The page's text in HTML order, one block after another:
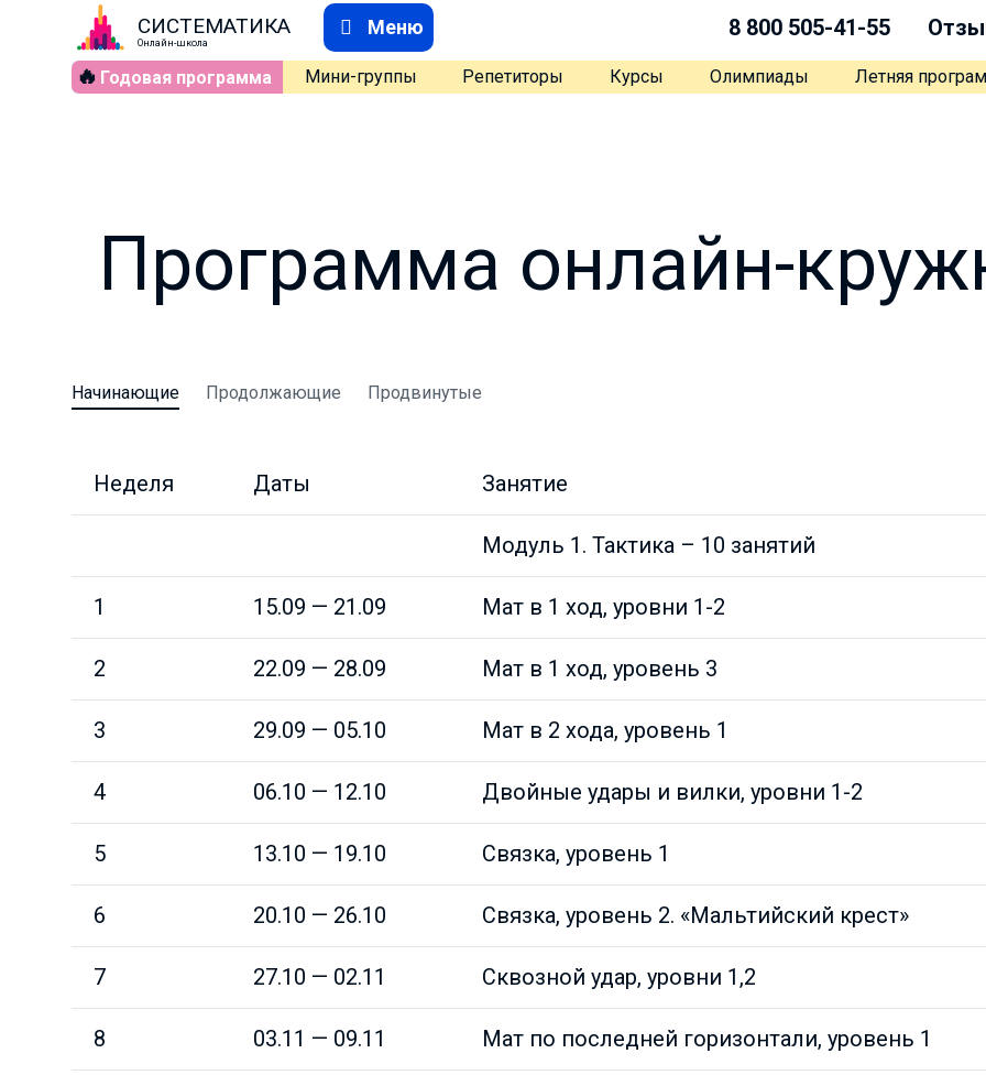
СИСТЕМАТИКА
Онлайн-школа
Меню 8 800 505-41-55
🔥 Годовая программа Мини-группы Репетиторы Курсы Олимпиады Летняя
Программа онлайн-
Начинающие Продолжающие Продвинутые
Неделя Даты Занятие
Модуль 1. Тактика – 10 занятий
1 15.09 — 21.09 Мат в 1 ход, уровни 1-2
2 22.09 — 28.09 Мат в 1 ход, уровень 3
3 29.09 — 05.10 Мат в 2 хода, уровень 1
4 06.10 — 12.10 Двойные удары и вилки, уровни 1-2
5 13.10 — 19.10 Связка, уровень 1
6 20.10 — 26.10 Связка, уровень 2. «Мальтийский крест»
7 27.10 — 02.11 Сквозной удар, уровни 1,2
8 03.11 — 09.11 Мат по последней горизонтали, уровень 1